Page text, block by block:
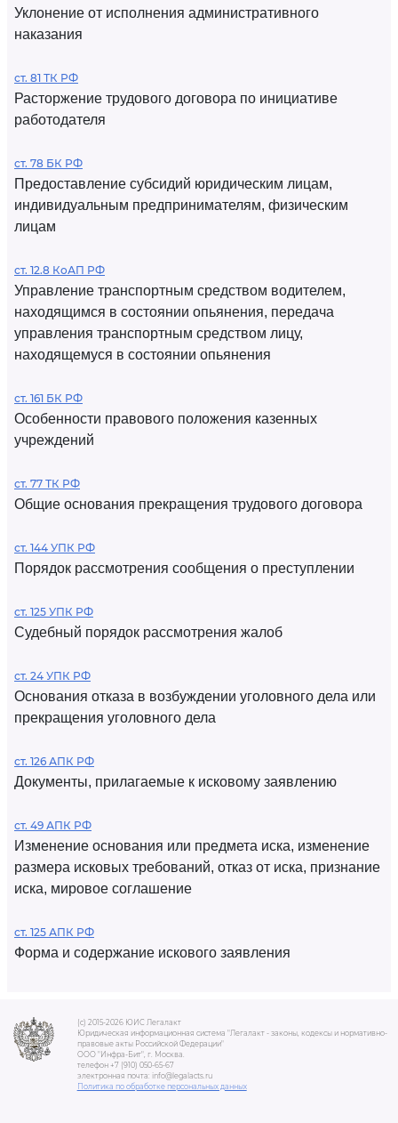
Уклонение от исполнения административного
наказания
ст. 81 ТК РФ
Расторжение трудового договора по инициативе
работодателя
ст. 78 БК РФ
Предоставление субсидий юридическим лицам,
индивидуальным предпринимателям, физическим
лицам
ст. 12.8 КоАП РФ
Управление транспортным средством водителем,
находящимся в состоянии опьянения, передача
управления транспортным средством лицу,
находящемуся в состоянии опьянения
ст. 161 БК РФ
Особенности правового положения казенных
учреждений
ст. 77 ТК РФ
Общие основания прекращения трудового договора
ст. 144 УПК РФ
Порядок рассмотрения сообщения о преступлении
ст. 125 УПК РФ
Судебный порядок рассмотрения жалоб
ст. 24 УПК РФ
Основания отказа в возбуждении уголовного дела или
прекращения уголовного дела
ст. 126 АПК РФ
Документы, прилагаемые к исковому заявлению
ст. 49 АПК РФ
Изменение основания или предмета иска, изменение
размера исковых требований, отказ от иска, признание
иска, мировое соглашение
ст. 125 АПК РФ
Форма и содержание искового заявления
(c) 2015-2026 ЮИС Легалакт
Юридическая информационная система "Легалакт - законы, кодексы и нормативно-
правовые акты Российской Федерации"
ООО "Инфра-Бит", г. Москва.
телефон +7 (910) 050-65-67
электронная почта: info@legalacts.ru
Политика по обработке персональных данных